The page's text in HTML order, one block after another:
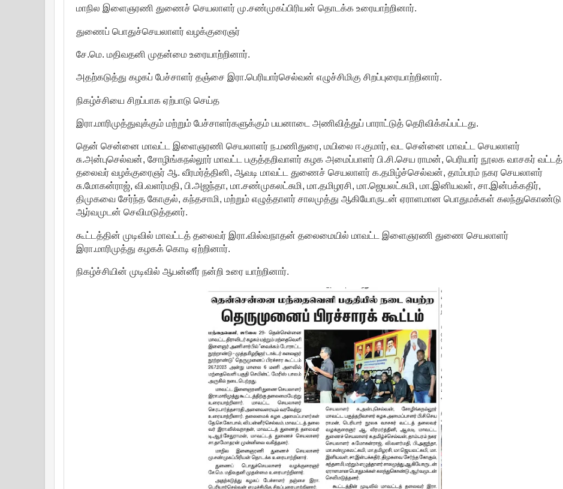
மாநில இளைஞரணி துணைச் செயலாளர் மு.சண்முகப்பிரியன் தொடக்க உரையாற்றினார்.
துணைப் பொதுச்செயலாளர் வழக்குரைஞர்
சே.மெ. மதிவதனி முதன்மை உரையாற்றினார்.
அதற்கடுத்து கழகப் பேச்சாளர் தஞ்சை இரா.பெரியார்செல்வன் எழுச்சிமிகு சிறப்புரையாற்றினார்.
நிகழ்ச்சியை சிறப்பாக ஏற்பாடு செய்த
இரா.மாரிமுத்துவுக்கும் மற்றும் பேச்சாளர்களுக்கும் பயனாடை அணிவித்துப் பாராட்டுத் தெரிவிக்கப்பட்டது.
தென் சென்னை மாவட்ட இளைஞரணி செயலாளர் ந.மணிதுரை, மயிலை ஈ.குமார், வட சென்னை மாவட்ட செயலாளர்
சு.அன்புசெல்வன், சோழிங்கநல்லூர் மாவட்ட பகுத்தறிவாளர் கழக அமைப்பாளர் பி.சி.செய ராமன், பெரியார் நூலக வாசகர் வட்டத்
தலைவர் வழக்குரைஞர் ஆ. வீரமர்த்தினி, ஆவடி மாவட்ட துணைச் செயலாளர் க.தமிழ்ச்செல்வன், தாம்பரம் நகர செயலாளர்
சு.மோகன்ராஜ், வி.வளர்மதி, பி.அஜந்தா, மா.சண்முகலட்சுமி, மா.தமிழரசி, மா.ஜெயலட்சுமி, மா.இனியவள், சா.இன்பக்கதிர்,
திமுகவை சேர்ந்த கோகுல், கந்தசாமி, மற்றும் எழுத்தாளர் சாலமுத்து ஆகியோருடன் ஏராளமான பொதுமக்கள் கலந்துகொண்டு
ஆர்வமுடன் செவிமடுத்தனர்.
கூட்டத்தின் முடிவில் மாவட்டத் தலைவர் இரா.வில்வநாதன் தலைமையில் மாவட்ட இளைஞரணி துணை செயலாளர்
இரா.மாரிமுத்து கழகக் கொடி ஏற்றினார்.
நிகழ்ச்சியின் முடிவில் ஆ‌பன்னீர் நன்றி உரை யாற்றினார்.